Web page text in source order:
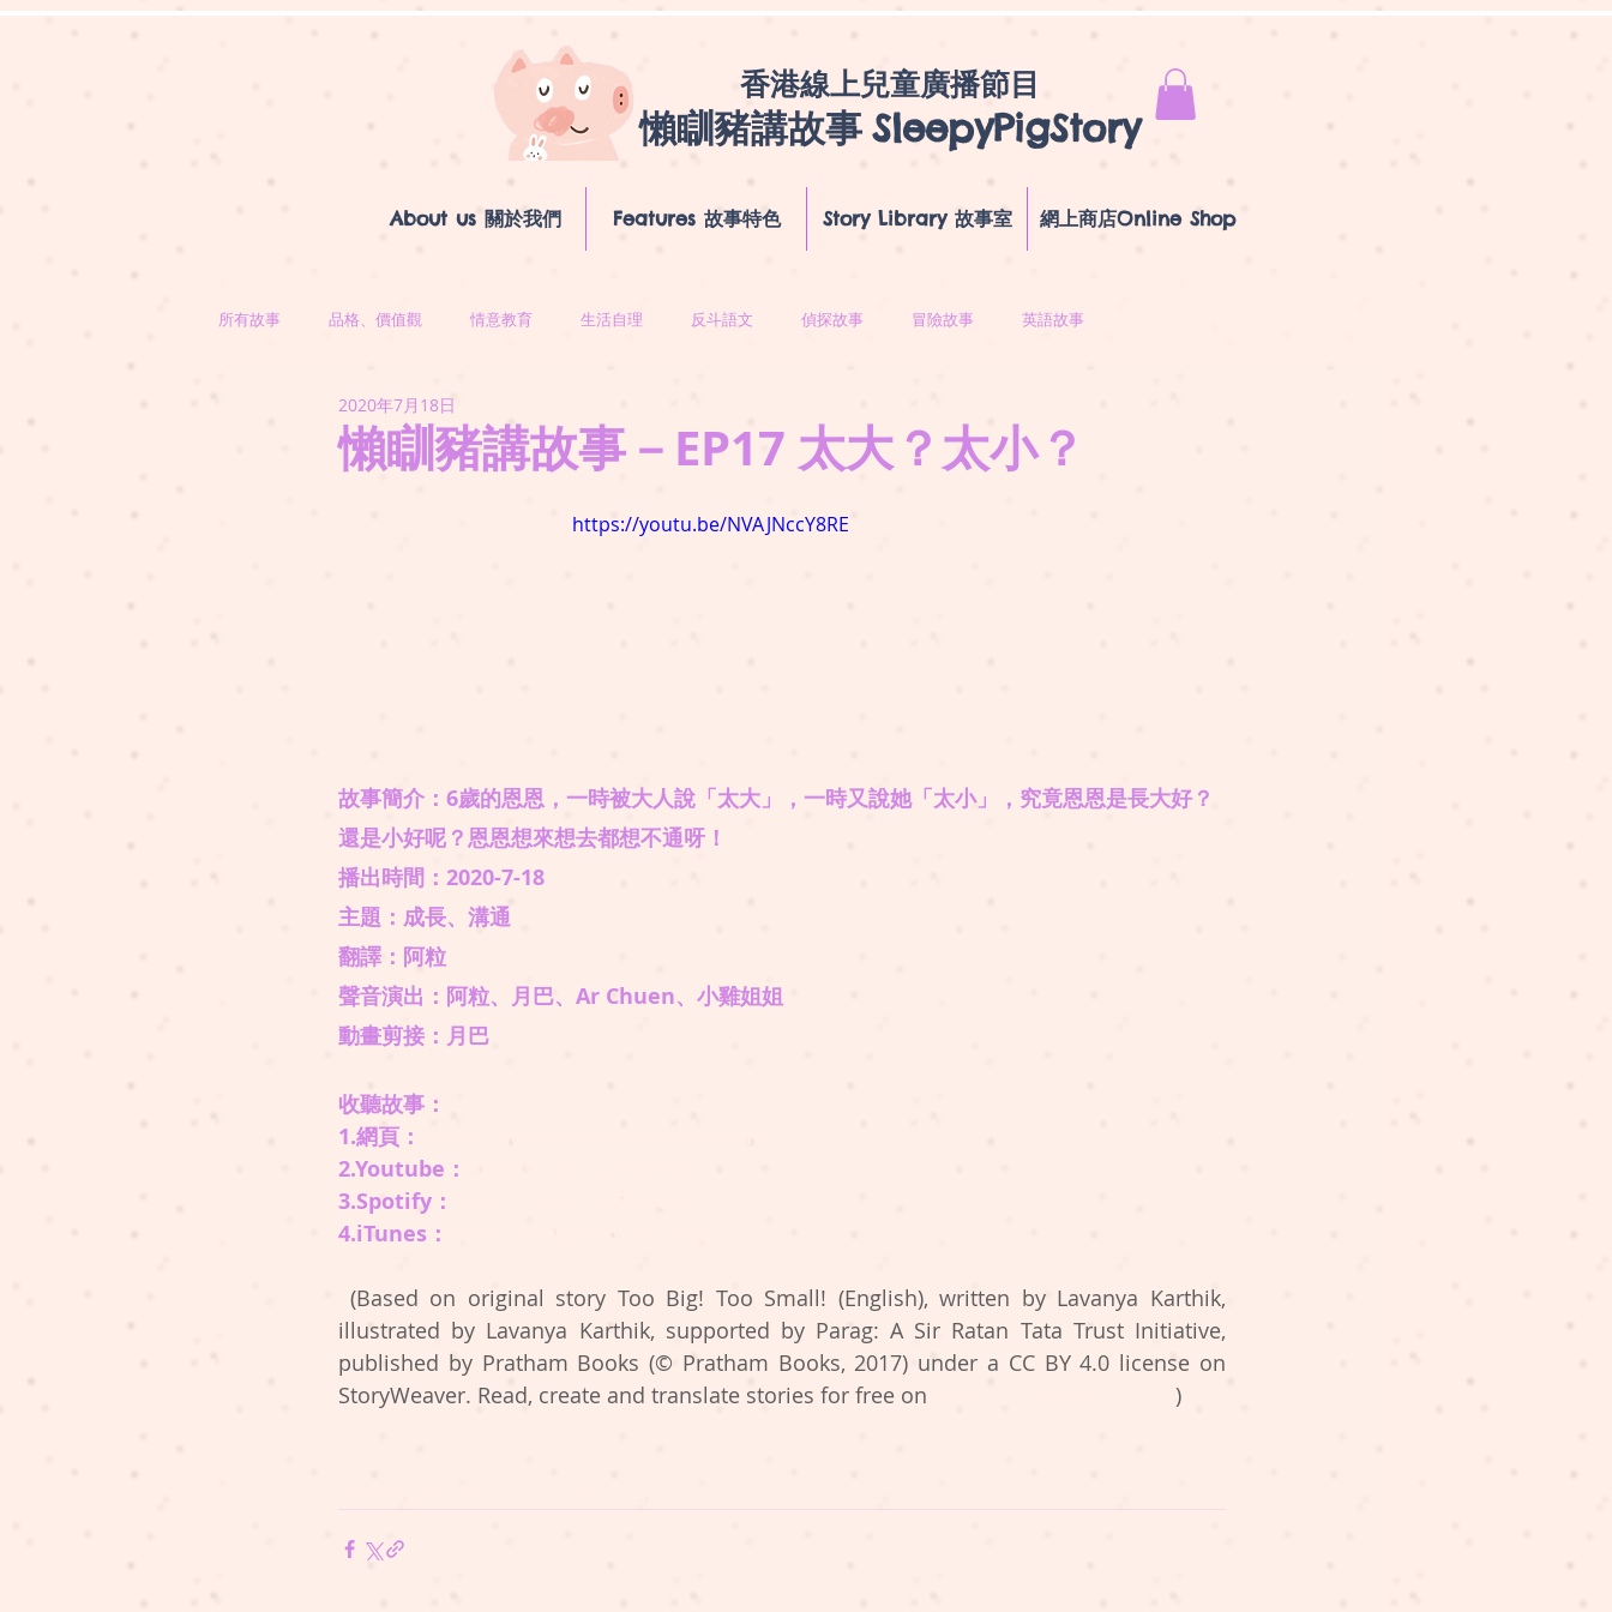
香港線上兒童廣播節目
懶瞓豬講故事 SleepyPigStory
About us 關於我們 Features 故事特色 Story Library 故事室 網上商店Online Shop
所有故事 品格、價值觀 情意教育 生活自理 反斗語文 偵探故事 冒險故事 英語故事
懶瞓豬講故事－EP17 太大？太小？
2020年7月18日
https://youtu.be/NVAJNccY8RE
故事簡介：6歲的恩恩，一時被大人說「太大」，一時又說她「太小」，究竟恩恩是長大好？
還是小好呢？恩恩想來想去都想不通呀！
播出時間：2020-7-18
主題：成長、溝通
​翻譯：阿粒
​聲音演出：阿粒、月巴、Ar Chuen、小雞姐姐
動畫剪接：月巴
收聽故事：
1.網頁：
2.Youtube：
3.Spotify：
4.iTunes：
(Based on original story Too Big! Too Small! (English), written by Lavanya Karthik,
illustrated by Lavanya Karthik, supported by Parag: A Sir Ratan Tata Trust Initiative,
published by Pratham Books (© Pratham Books, 2017) under a CC BY 4.0 license on
StoryWeaver. Read, create and translate stories for free on
)